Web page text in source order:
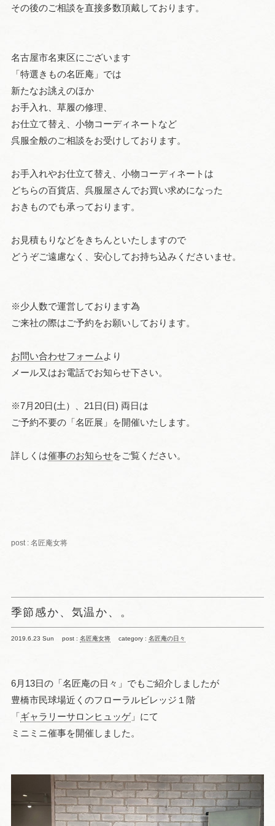
その後のご相談を直接多数頂戴しております。
名古屋市名東区にございます
「特選きもの名匠庵」では
新たなお誂えのほか
お手入れ、草履の修理、
お仕立て替え、小物コーディネートなど
呉服全般のご相談をお受けしております。
お手入れやお仕立て替え、小物コーディネートは
どちらの百貨店、呉服屋さんでお買い求めになった
おきものでも承っております。
お見積もりなどをきちんといたしますので
どうぞご遠慮なく、安心してお持ち込みくださいませ。
※少人数で運営しております為
ご来社の際はご予約をお願いしております。
お問い合わせフォーム より
メール又はお電話でお知らせ下さい。
※7月20日(土）、21日(日) 両日は
ご予約不要の「名匠展」を開催いたします。
詳しくは催事のお知らせをご覧ください。
post : 名匠庵女将
季節感か、気温か、。
2019.6.23 Sun post : 名匠庵女将 category : 名匠庵の日々
6月13日の「名匠庵の日々」でもご紹介しましたが
豊橋市民球場近くのフローラルビレッジ１階
「ギャラリーサロンヒュッゲ」にて
ミニミニ催事を開催しました。